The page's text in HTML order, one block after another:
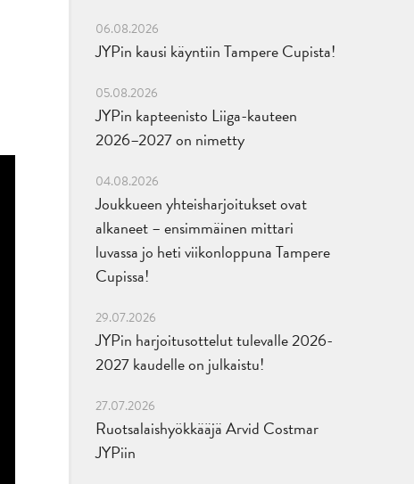
06.08.2026
JYPin kausi käyntiin Tampere Cupista!
05.08.2026
JYPin kapteenisto Liiga-kauteen
2026–2027 on nimetty
04.08.2026
Joukkueen yhteisharjoitukset ovat
alkaneet – ensimmäinen mittari
luvassa jo heti viikonloppuna Tampere
Cupissa!
29.07.2026
JYPin harjoitusottelut tulevalle 2026-
2027 kaudelle on julkaistu!
27.07.2026
Ruotsalaishyökkääjä Arvid Costmar
JYPiin